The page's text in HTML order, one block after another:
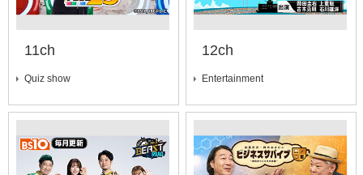
11ch
Quiz show
12ch
Entertainment